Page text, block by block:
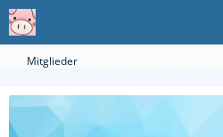
Mitglieder